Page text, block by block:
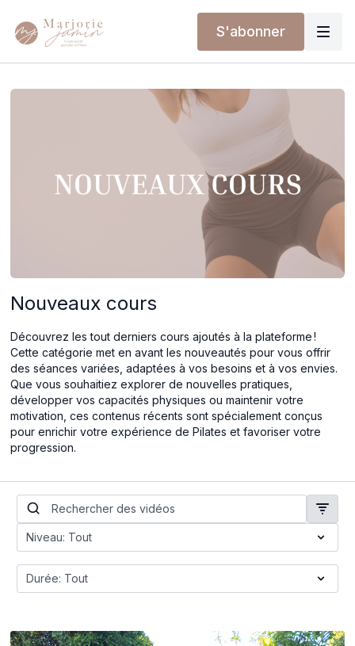
S'abonner
Nouveaux cours
Découvrez les tout derniers cours ajoutés à la plateforme !
Cette catégorie met en avant les nouveautés pour vous offrir
des séances variées, adaptées à vos besoins et à vos envies.
Que vous souhaitiez explorer de nouvelles pratiques,
développer vos capacités physiques ou maintenir votre
motivation, ces contenus récents sont spécialement conçus
pour enrichir votre expérience de Pilates et favoriser votre
progression.